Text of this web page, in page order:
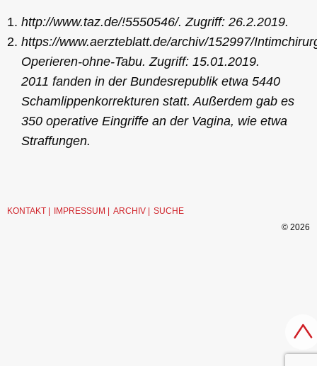
http://www.taz.de/!5550546/. Zugriff: 26.2.2019.
https://www.aerzteblatt.de/archiv/152997/
Operieren-ohne-Tabu. Zugriff: 15.01.2019.
2011 fanden in der Bundesrepublik etwa 5440
Schamlippenkorrekturen statt. Außerdem gab es
350 operative Eingriffe an der Vagina, wie etwa
Straffungen.
KONTAKT IMPRESSUM ARCHIV
SUCHE
© 2026